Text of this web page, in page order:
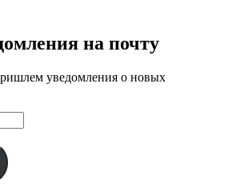
на почту
уведомления о новых